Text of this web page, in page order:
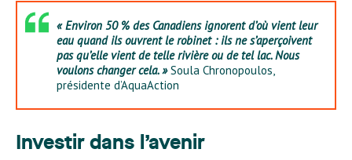
« Environ 50 % des Canadiens ignorent d’où vient leur
eau quand ils ouvrent le robinet : ils ne s’aperçoivent
pas qu’elle vient detellerivière ou detellac. Nous
voulons changer cela. »Soula Chronopoulos,
présidente d’AquaAction
Investir dans l’avenir